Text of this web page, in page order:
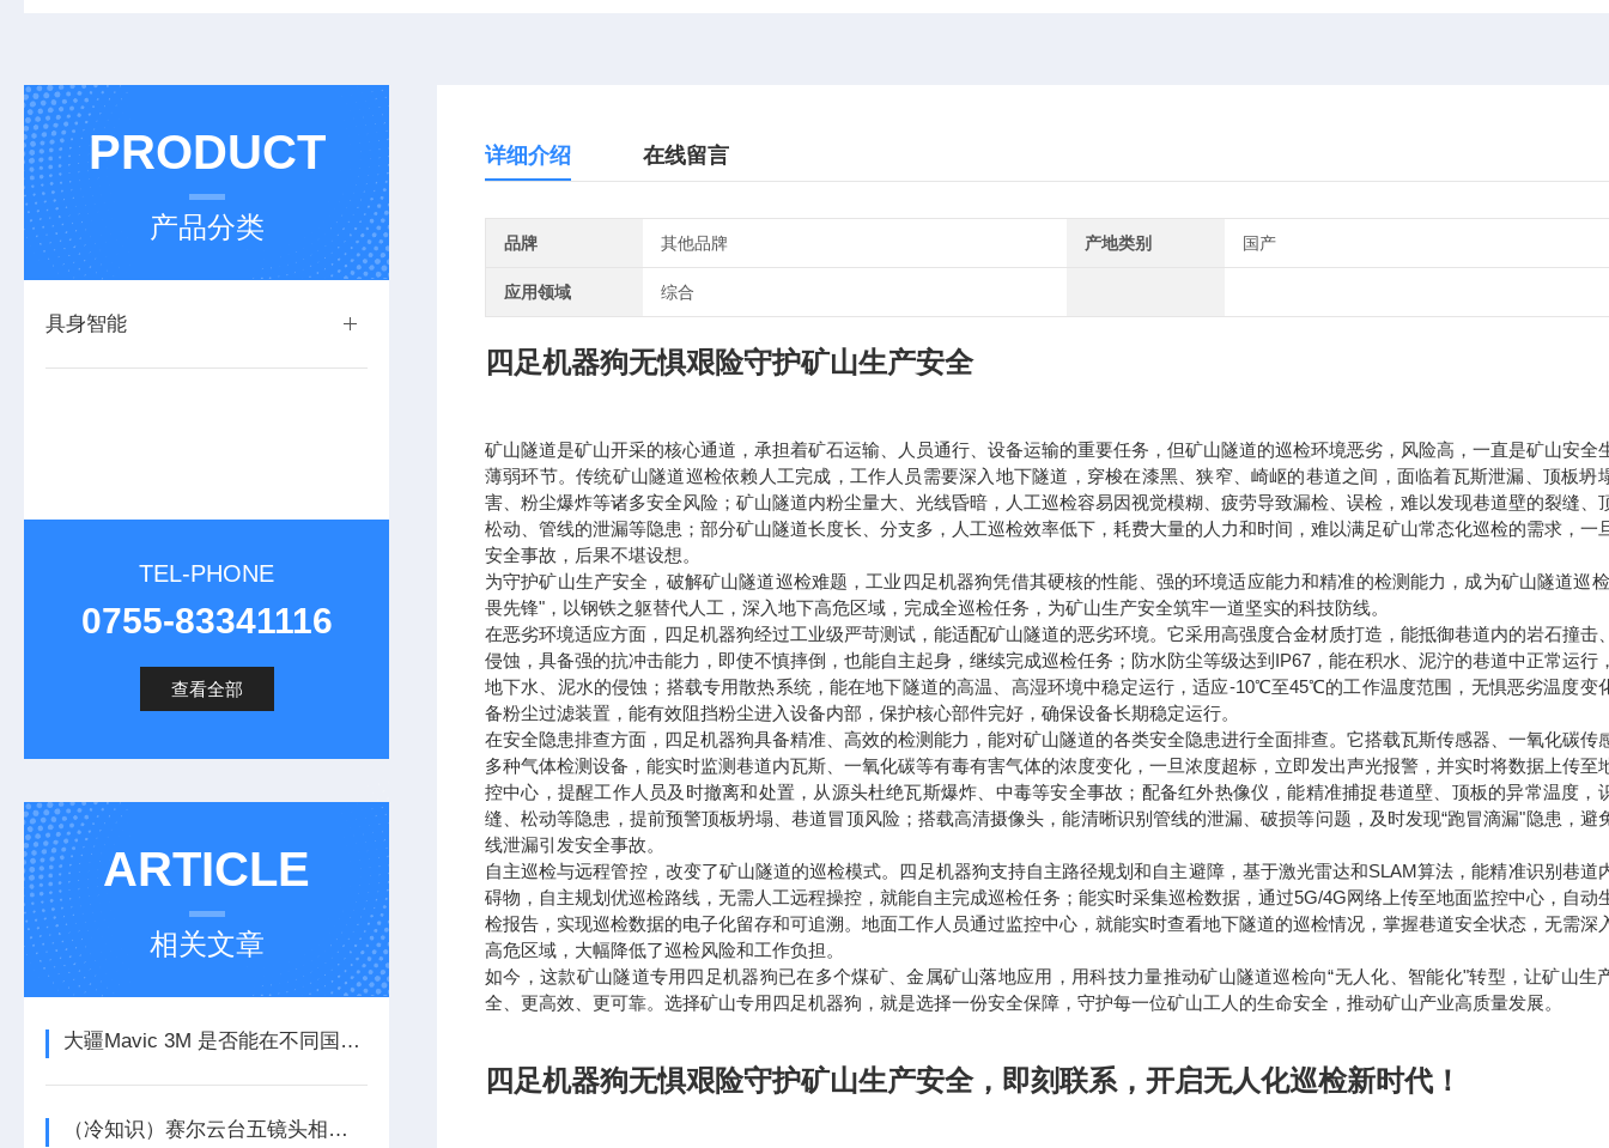
PRODUCT
产品分类
具身智能
TEL-PHONE
0755-83341116
查看全部
ARTICLE
相关文章
大疆Mavic 3M 是否能在不同国家区域进行飞行？
（冷知识）赛尔云台五镜头相机居然这么厉害
详细介绍 在线留言
品牌 其他品牌 产地类别 国产
应用领域 综合
四足机器狗无惧艰险守护矿山生产安全
矿山隧道是矿山开采的核心通道，承担着矿石运输、人员通行、设备运输的重要任务，但矿山隧道的巡检环境恶劣，风险高，一直是矿山安全
薄弱环节。传统矿山隧道巡检依赖人工完成，工作人员需要深入地下隧道，穿梭在漆黑、狭窄、崎岖的巷道之间，面临着瓦斯泄漏、顶板坍
害、粉尘爆炸等诸多安全风险；矿山隧道内粉尘量大、光线昏暗，人工巡检容易因视觉模糊、疲劳导致漏检、误检，难以发现巷道壁的裂缝、
松动、管线的泄漏等隐患；部分矿山隧道长度长、分支多，人工巡检效率低下，耗费大量的人力和时间，难以满足矿山常态化巡检的需求，一
安全事故，后果不堪设想。
为守护矿山生产安全，破解矿山隧道巡检难题，工业四足机器狗凭借其硬核的性能、强的环境适应能力和精准的检测能力，成为矿山隧道巡
畏先锋"，以钢铁之躯替代人工，深入地下高危区域，完成全巡检任务，为矿山生产安全筑牢一道坚实的科技防线。
在恶劣环境适应方面，四足机器狗经过工业级严苛测试，能适配矿山隧道的恶劣环境。它采用高强度合金材质打造，能抵御巷道内的岩石撞击
侵蚀，具备强的抗冲击能力，即使不慎摔倒，也能自主起身，继续完成巡检任务；防水防尘等级达到IP67，能在积水、泥泞的巷道中正常运行
地下水、泥水的侵蚀；搭载专用散热系统，能在地下隧道的高温、高湿环境中稳定运行，适应-10℃至45℃的工作温度范围，无惧恶劣温度变
备粉尘过滤装置，能有效阻挡粉尘进入设备内部，保护核心部件完好，确保设备长期稳定运行。
在安全隐患排查方面，四足机器狗具备精准、高效的检测能力，能对矿山隧道的各类安全隐患进行全面排查。它搭载瓦斯传感器、一氧化碳传
多种气体检测设备，能实时监测巷道内瓦斯、一氧化碳等有毒有害气体的浓度变化，一旦浓度超标，立即发出声光报警，并实时将数据上传至
控中心，提醒工作人员及时撤离和处置，从源头杜绝瓦斯爆炸、中毒等安全事故；配备红外热像仪，能精准捕捉巷道壁、顶板的异常温度，
缝、松动等隐患，提前预警顶板坍塌、巷道冒顶风险；搭载高清摄像头，能清晰识别管线的泄漏、破损等问题，及时发现“跑冒滴漏"隐患，避
线泄漏引发安全事故。
自主巡检与远程管控，改变了矿山隧道的巡检模式。四足机器狗支持自主路径规划和自主避障，基于激光雷达和SLAM算法，能精准识别巷道
碍物，自主规划优巡检路线，无需人工远程操控，就能自主完成巡检任务；能实时采集巡检数据，通过5G/4G网络上传至地面监控中心，自动
检报告，实现巡检数据的电子化留存和可追溯。地面工作人员通过监控中心，就能实时查看地下隧道的巡检情况，掌握巷道安全状态，无需深
高危区域，大幅降低了巡检风险和工作负担。
如今，这款矿山隧道专用四足机器狗已在多个煤矿、金属矿山落地应用，用科技力量推动矿山隧道巡检向“无人化、智能化"转型，让矿山生
全、更高效、更可靠。选择矿山专用四足机器狗，就是选择一份安全保障，守护每一位矿山工人的生命安全，推动矿山产业高质量发展。
四足机器狗无惧艰险守护矿山生产安全，即刻联系，开启无人化巡检新时代！